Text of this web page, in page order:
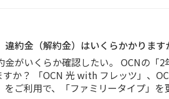
約金（解約金）はいくらかかります
がいくらか確認したい。 OCNの「
か？ 「OCN 光 with フレッツ」、
ご利用で、「ファミリータイプ」